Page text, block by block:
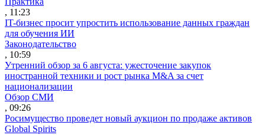
, 11:23
IT-бизнес просит упростить использование данных граждан
для обучения ИИ
Законодательство
, 10:59
Утренний обзор за 6 августа: ужесточение закупок
иностранной техники и рост рынка M&A за счет
национализации
Обзор СМИ
, 09:26
Росимущество проведет новый аукцион по продаже активов
Global Spirits